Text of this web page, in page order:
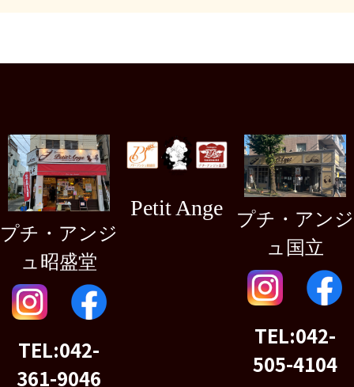
プチ・アンジ
ュ昭盛堂
TEL:042-
361-9046
Petit Ange
プチ・アンジ
ュ国立
TEL:042-
505-4104